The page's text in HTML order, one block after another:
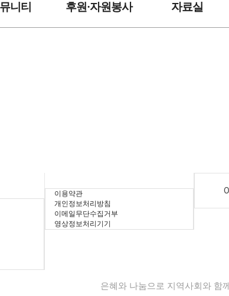
니티 후원·자원봉사 자료실
이용약관
개인정보처리방침
이메일무단수집거부
영상정보처리기기
은혜와 나눔으로 지역사회와 함